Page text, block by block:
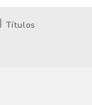
Títulos